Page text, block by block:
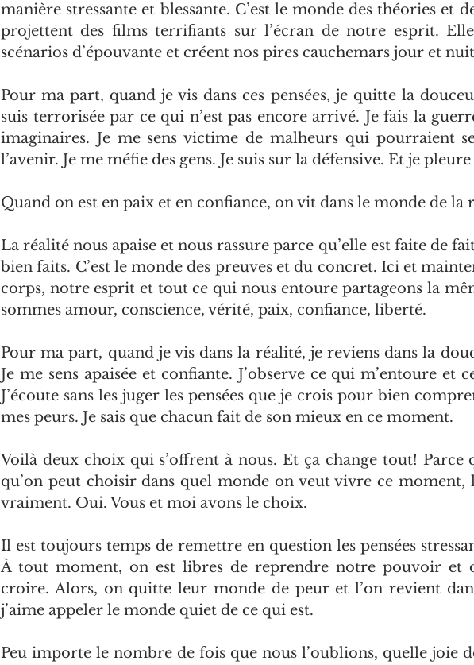
manière stressante et blessante. C’est le monde des théories et
projettent des films terrifiants sur l’écran de notre esprit.
scénarios d’épouvante et créent nos pires cauchemars jour et
Pour ma part, quand je vis dans ces pensées, je quitte la
suis terrorisée par ce qui n’est pas encore arrivé. Je fais la
imaginaires. Je me sens victime de malheurs qui pourraient
l’avenir. Je me méfie des gens. Je suis sur la défensive. Et je
Quand on est en paix et en confiance, on vit dans le monde de la
La réalité nous apaise et nous rassure parce qu’elle est faite de
bien faits. C’est le monde des preuves et du concret. Ici et
corps, notre esprit et tout ce qui nous entoure partageons la
sommes amour, conscience, vérité, paix, confiance, liberté.
Pour ma part, quand je vis dans la réalité, je reviens dans la
Je me sens apaisée et confiante. J’observe ce qui m’entoure et
J’écoute sans les juger les pensées que je crois pour bien
mes peurs. Je sais que chacun fait de son mieux en ce moment.
Voilà deux choix qui s’offrent à nous. Et ça change tout! Parce
qu’on peut choisir dans quel monde on veut vivre ce moment,
vraiment. Oui. Vous et moi avons le choix.
Il est toujours temps de remettre en question les pensées
À tout moment, on est libres de reprendre notre pouvoir et
croire. Alors, on quitte leur monde de peur et l’on revient
j’aime appeler le monde quiet de ce qui est.
Peu importe le nombre de fois que nous l’oublions, quelle joie